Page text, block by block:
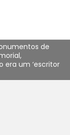
de
era um ‘escritor